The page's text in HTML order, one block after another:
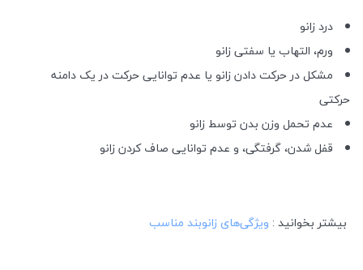
درد زانو
ورم، التهاب یا سفتی زانو
مشکل در حرکت دادن زانو یا عدم توانایی حرکت در یک دامنه
حرکتی
عدم تحمل وزن بدن توسط زانو
قفل شدن، گرفتگی، و عدم توانایی صاف کردن زانو
بیشتر بخوانید : ویژگی‌های زانوبند مناسب